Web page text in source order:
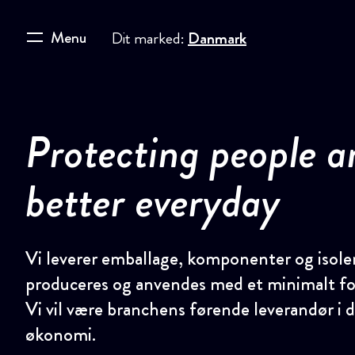
Menu Dit marked: Danmark
Protecting people
better everyday
Vi leverer emballage, komponenter og
produceres og anvendes med et minimalt
Vi vil være branchens førende leverandør i
økonomi.